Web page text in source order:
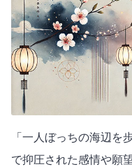
「一人ぼっちの海辺を
で抑圧された感情や願